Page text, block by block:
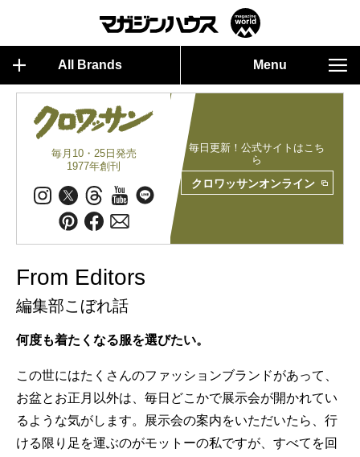
All Brands Menu
毎月10・25日発売
1977年創刊
毎日更新！公式サイトはこち
ら
クロワッサンオンライン
From Editors
編集部こぼれ話
何度も着たくなる服を選びたい。
この世にはたくさんのファッションブランドがあって、
お盆とお正月以外は、毎日どこかで展示会が開かれてい
るような気がします。展示会の案内をいただいたら、行
ける限り足を運ぶのがモットーの私ですが、すべてを回